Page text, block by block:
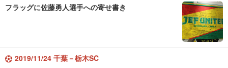
フラッグに佐藤勇人選手への寄せ書き
2019/11/24 千葉－栃木SC